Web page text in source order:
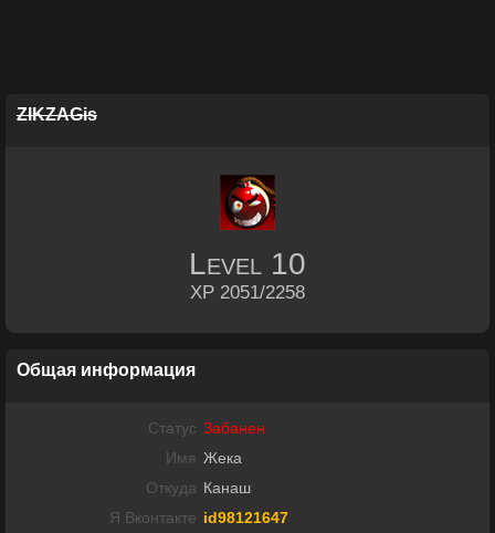
ZIKZAGis
Level 10
XP 2051/2258
Общая информация
Статус Забанен
Имя Жека
Откуда Канаш
Я Вконтакте id98121647